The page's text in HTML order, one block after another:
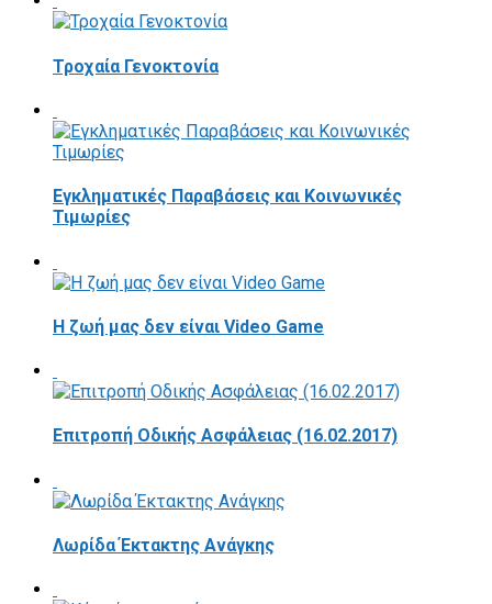
Τροχαία Γενοκτονία
Εγκληματικές Παραβάσεις και Κοινωνικές
Τιμωρίες
Η ζωή μας δεν είναι Video Game
Επιτροπή Οδικής Ασφάλειας (16.02.2017)
Λωρίδα Έκτακτης Ανάγκης